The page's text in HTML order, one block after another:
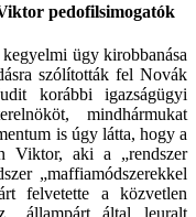
pedofilsimogatók
ügy kirobbanása
szólították fel Novák
korábbi igazságügyi
mindhármukat
is úgy látta, hogy a
Viktor, aki a „rendszer
„maffiamódszerekkel
felvetette a közvetlen
„állampárt által leuralt